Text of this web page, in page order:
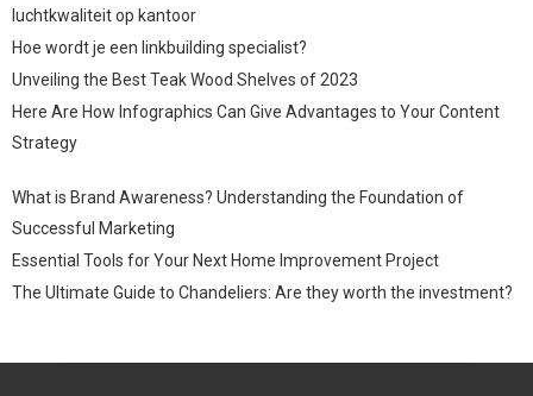
luchtkwaliteit op kantoor
Hoe wordt je een linkbuilding specialist?
Unveiling the Best Teak Wood Shelves of 2023
Here Are How Infographics Can Give Advantages to Your Content
Strategy
What is Brand Awareness? Understanding the Foundation of
Successful Marketing
Essential Tools for Your Next Home Improvement Project
The Ultimate Guide to Chandeliers: Are they worth the investment?